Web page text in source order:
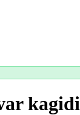
kagidi